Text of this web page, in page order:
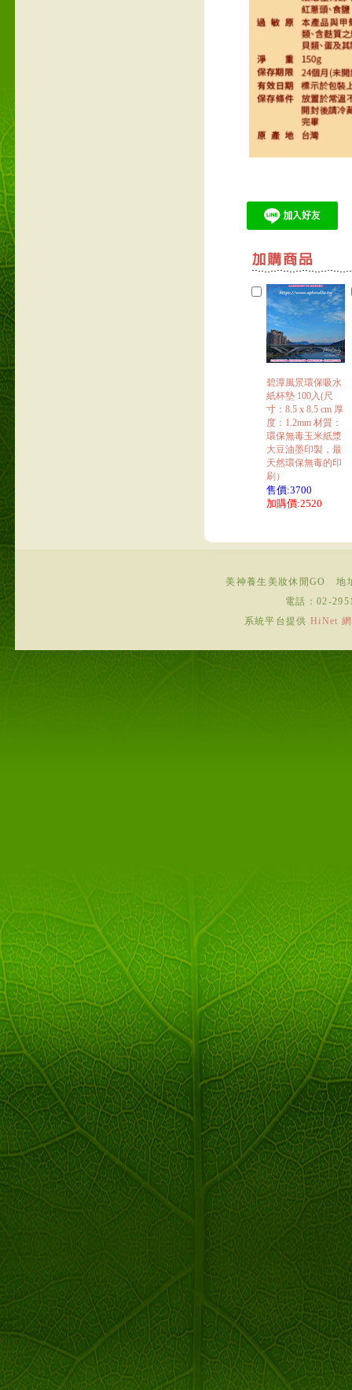
碧潭風景環保吸水
紙杯墊 100入(尺
寸：8.5 x 8.5 cm 厚
度：1.2mm 材質：
環保無毒玉米紙漿
大豆油墨印製，最
天然環保無毒的印
刷）
售價:3700
加購價:2520
美神養生美妝休閒GO
地
電話： 02-
系統平台提供HiNet